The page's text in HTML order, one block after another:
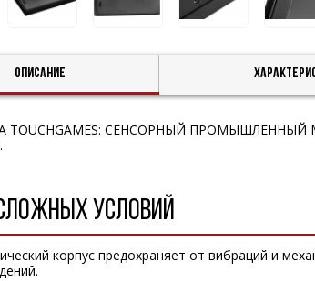
Описание
TOUCHGAMES: СЕНСОРНЫЙ
УСЛОВИЙ
корпус предохраняет от вибраций и